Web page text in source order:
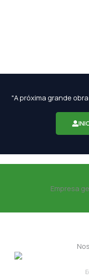
"A próxima grande
Empresa